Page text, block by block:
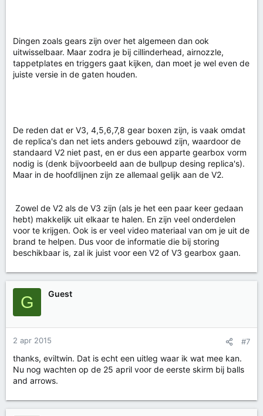
Dingen zoals gears zijn over het algemeen dan ook
uitwisselbaar. Maar zodra je bij cillinderhead, airnozzle,
tappetplates en triggers gaat kijken, dan moet je wel even de
juiste versie in de gaten houden.
De reden dat er V3, 4,5,6,7,8 gear boxen zijn, is vaak omdat
de replica's dan net iets anders gebouwd zijn, waardoor de
standaard V2 niet past, en er dus een apparte gearbox vorm
nodig is (denk bijvoorbeeld aan de bullpup desing replica's).
Maar in de hoofdlijnen zijn ze allemaal gelijk aan de V2.
Zowel de V2 als de V3 zijn (als je het een paar keer gedaan
hebt) makkelijk uit elkaar te halen. En zijn veel onderdelen
voor te krijgen. Ook is er veel video materiaal van om je uit de
brand te helpen. Dus voor de informatie die bij storing
beschikbaar is, zal ik juist voor een V2 of V3 gearbox gaan.
G Guest
2 apr 2015 #7
thanks, eviltwin. Dat is echt een uitleg waar ik wat mee kan.
Nu nog wachten op de 25 april voor de eerste skirm bij balls
and arrows.